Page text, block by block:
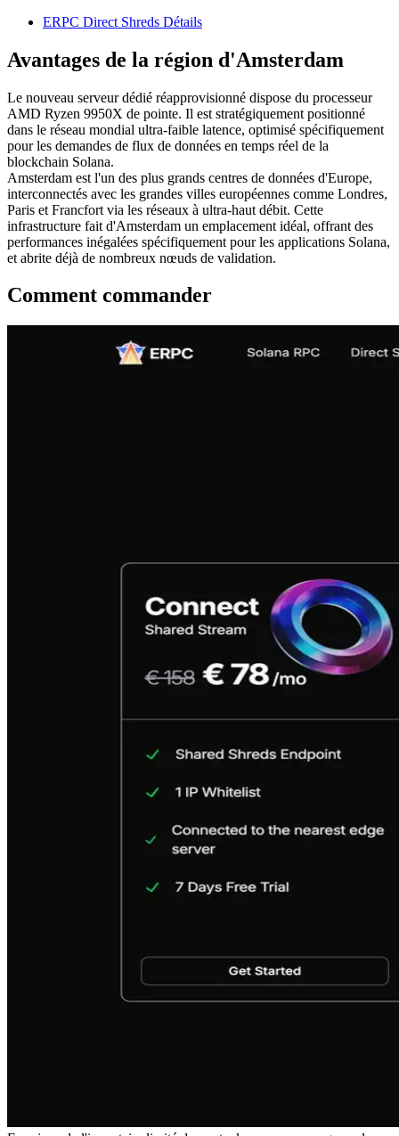
ERPC Direct Shreds Détails
Avantages de la région d'Amsterdam
Le nouveau serveur dédié réapprovisionné dispose du processeur
AMD Ryzen 9950X de pointe. Il est stratégiquement positionné
dans le réseau mondial ultra-faible latence, optimisé spécifiquement
pour les demandes de flux de données en temps réel de la
blockchain Solana.
Amsterdam est l'un des plus grands centres de données d'Europe,
interconnectés avec les grandes villes européennes comme Londres,
Paris et Francfort via les réseaux à ultra-haut débit. Cette
infrastructure fait d'Amsterdam un emplacement idéal, offrant des
performances inégalées spécifiquement pour les applications Solana,
et abrite déjà de nombreux nœuds de validation.
Comment commander